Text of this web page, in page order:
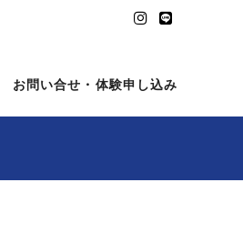
お問い合せ・体験申し込み